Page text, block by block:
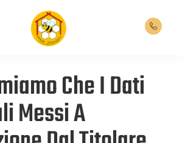
Che I Dati
Messi A